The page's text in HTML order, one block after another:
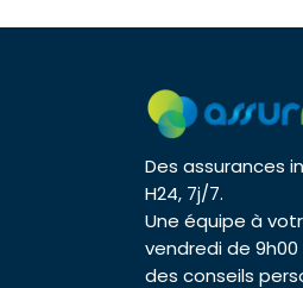
Des assurances
H24, 7j/7.
Une équipe à
vendredi de 9h00
des conseils